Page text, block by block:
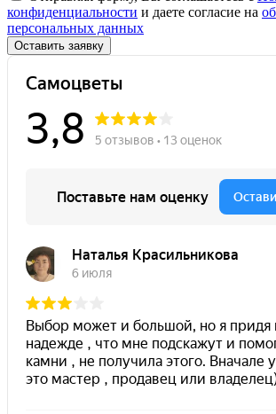
конфиденциальности и даете согласие на
персональных данных